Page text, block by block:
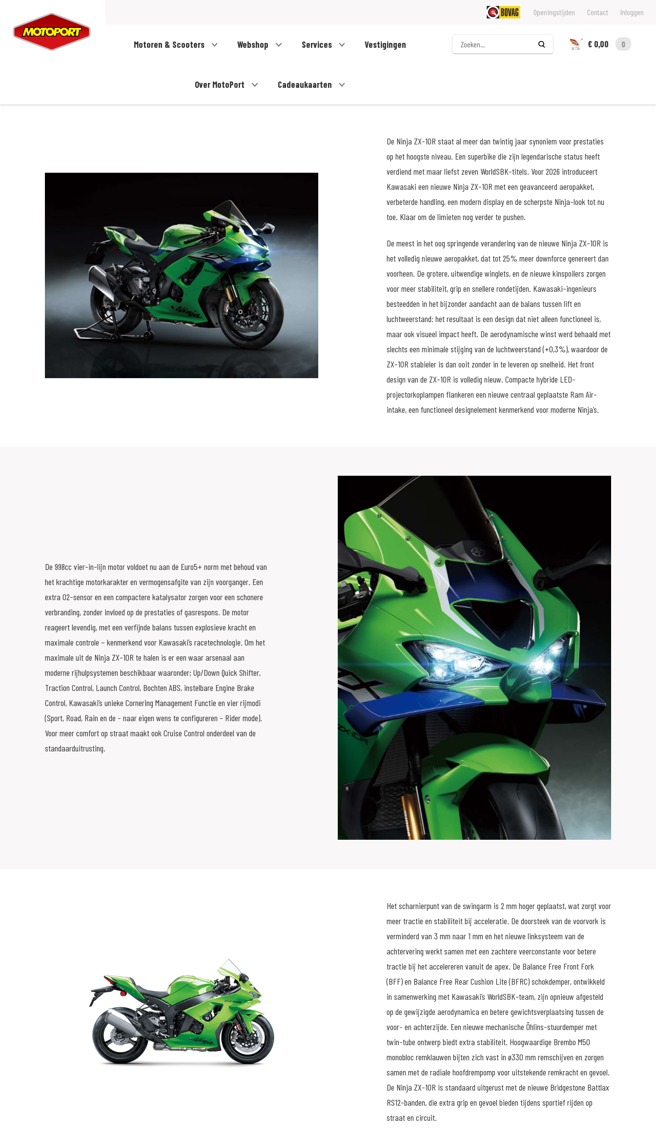
Openingstijden Contact Inloggen
Motoren & Scooters Webshop Services Vestigingen
Over MotoPort Cadeaukaarten
Zoeken
€ 0,00
0
De Ninja ZX-10R staat al meer dan twintig jaar synoniem voor prestaties
op het hoogste niveau. Een superbike die zijn legendarische status heeft
verdiend met maar liefst zeven WorldSBK-titels. Voor 2026 introduceert
Kawasaki een nieuwe Ninja ZX-10R met een geavanceerd aeropakket,
verbeterde handling, een modern display en de scherpste Ninja-look tot nu
toe. Klaar om de limieten nog verder te pushen.
De meest in het oog springende verandering van de nieuwe Ninja ZX-10R is
het volledig nieuwe aeropakket, dat tot 25% meer downforce genereert dan
voorheen. De grotere, uitwendige winglets, en de nieuwe kinspoilers zorgen
voor meer stabiliteit, grip en snellere rondetijden. Kawasaki-ingenieurs
besteedden in het bijzonder aandacht aan de balans tussen lift en
luchtweerstand: het resultaat is een design dat niet alleen functioneel is,
maar ook visueel impact heeft. De aerodynamische winst werd behaald met
slechts een minimale stijging van de luchtweerstand (+0,3%), waardoor de
ZX-10R stabieler is dan ooit zonder in te leveren op snelheid. Het front
design van de ZX-10R is volledig nieuw. Compacte hybride LED-
projectorkoplampen flankeren een nieuwe centraal geplaatste Ram Air-
intake, een functioneel designelement kenmerkend voor moderne Ninja’s.
De 998cc vier-in-lijn motor voldoet nu aan de Euro5+ norm met behoud van
het krachtige motorkarakter en vermogensafgite van zijn voorganger. Een
extra O2-sensor en een compactere katalysator zorgen voor een schonere
verbranding, zonder invloed op de prestaties of gasrespons. De motor
reageert levendig, met een verfijnde balans tussen explosieve kracht en
maximale controle – kenmerkend voor Kawasaki’s racetechnologie. Om het
maximale uit de Ninja ZX-10R te halen is er een waar arsenaal aan
moderne rijhulpsystemen beschikbaar waaronder; Up/Down Quick Shifter,
Traction Control, Launch Control, Bochten ABS, instelbare Engine Brake
Control, Kawasaki’s unieke Cornering Management Functie en vier rijmodi
(Sport, Road, Rain en de - naar eigen wens te configureren - Rider mode).
Voor meer comfort op straat maakt ook Cruise Control onderdeel van de
standaarduitrusting.
Het scharnierpunt van de swingarm is 2 mm hoger geplaatst, wat zorgt voor
meer tractie en stabiliteit bij acceleratie. De doorsteek van de voorvork is
verminderd van 3 mm naar 1 mm en het nieuwe linksysteem van de
achtervering werkt samen met een zachtere veerconstante voor betere
tractie bij het accelereren vanuit de apex. De Balance Free Front Fork
(BFF) en Balance Free Rear Cushion Lite (BFRC) schokdemper, ontwikkeld
in samenwerking met Kawasaki’s WorldSBK-team, zijn opnieuw afgesteld
op de gewijzigde aerodynamica en betere gewichtsverplaatsing tussen de
voor- en achterzijde. Een nieuwe mechanische Öhlins-stuurdemper met
twin-tube ontwerp biedt extra stabiliteit. Hoogwaardige Brembo M50
monobloc remklauwen bijten zich vast in ø330 mm remschijven en zorgen
samen met de radiale hoofdrempomp voor uitstekende remkracht en gevoel.
De Ninja ZX-10R is standaard uitgerust met de nieuwe Bridgestone Battlax
RS12-banden, die extra grip en gevoel bieden tijdens sportief rijden op
straat en circuit.